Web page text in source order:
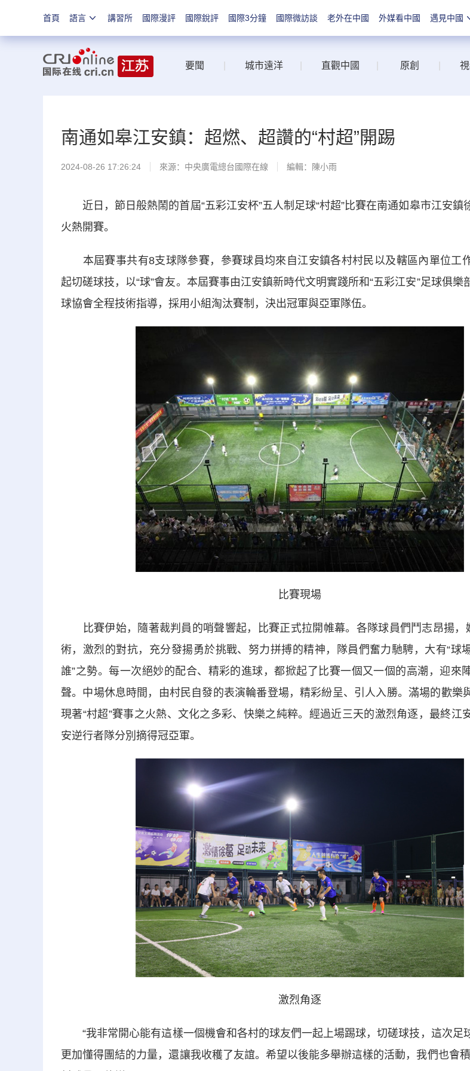
首頁 語言 講習所 國際漫評 國際銳評 國際3分鐘 國際微訪談 老外在中國 外媒看中國 遇見中國
要聞 城市遠洋 直觀中國 原創
南通如皋江安鎮：超燃、超讚的“村超”開踢
2024-08-26 17:26:24 來源：中央廣電總台國際在線 編輯：陳小雨
近日，節日般熱鬧的首屆“五彩江安杯”五人制足球“村超”比賽在南通如皋市江安鎮
火熱開賽。
本屆賽事共有8支球隊參賽，參賽球員均來自江安鎮各村村民以及轄區內單位工
起切磋球技，以“球”會友。本屆賽事由江安鎮新時代文明實踐所和“五彩江安”足球俱樂
球協會全程技術指導，採用小組淘汰賽制，決出冠軍與亞軍隊伍。
比賽現場
比賽伊始，隨著裁判員的哨聲響起，比賽正式拉開帷幕。各隊球員們鬥志昂揚，
術，激烈的對抗，充分發揚勇於挑戰、努力拼搏的精神，隊員們奮力馳騁，大有“球
誰”之勢。每一次絕妙的配合、精彩的進球，都掀起了比賽一個又一個的高潮，迎來
聲。中場休息時間，由村民自發的表演輪番登場，精彩紛呈、引人入勝。滿場的歡樂
現著“村超”賽事之火熱、文化之多彩、快樂之純粹。經過近三天的激烈角逐，最終江
安逆行者隊分別摘得冠亞軍。
激烈角逐
“我非常開心能有這樣一個機會和各村的球友們一起上場踢球，切磋球技，這次足
更加懂得團結的力量，還讓我收穫了友誼。希望以後能多舉辦這樣的活動，我們也會